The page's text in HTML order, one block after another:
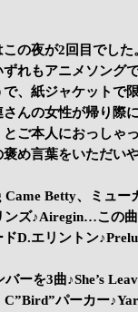
の夜が2回目でし
れもアニメソング
、紙ジャケットで
んの女性が帰り際
ご本人におっしゃ
め言葉をいただい
Betty、ミュー
ンズ♪Airegin…この
D.エリントン
ーを3曲♪She’s
パーカー